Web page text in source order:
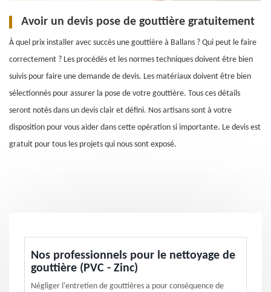
Avoir un devis pose de gouttière gratuitement
À quel prix installer avec succès une gouttière à Ballans ? Qui peut le faire
correctement ? Les procédés et les normes techniques doivent être bien
suivis pour faire une demande de devis. Les matériaux doivent être bien
sélectionnés pour assurer la pose de votre gouttière. Tous ces détails
seront notés dans un devis clair et défini. Nos artisans sont à votre
disposition pour vous aider dans cette opération si importante. Le devis est
gratuit pour tous les projets qui nous sont exposé.
Nos professionnels pour le nettoyage de
gouttière (PVC - Zinc)
Négliger l'entretien de gouttières a pour conséquence de